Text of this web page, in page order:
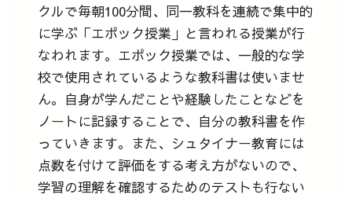
クルで毎朝100分間、同一教科を連続で集中的
に学ぶ「エポック授業」と言われる授業が行
なわれます。エポック授業では、一般的な学
校で使用されているような教科書は使いませ
ん。自身が学んだことや経験したことなどを
ノートに記録することで、自分の教科書を作
っていきます。また、シュタイナー教育には
点数を付けて評価をする考え方がないので、
学習の理解を確認するためのテストも行ない